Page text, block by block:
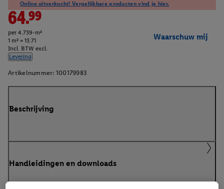
Online uitverkocht! Vergelijkbare producten vind je hier.
64.99
per 4.739-m²
1 m² = 13.71
Incl. BTW excl.
Levering
Waarschuw mij
Artikelnummer: 100179983
Beschrijving
Handleidingen en downloads